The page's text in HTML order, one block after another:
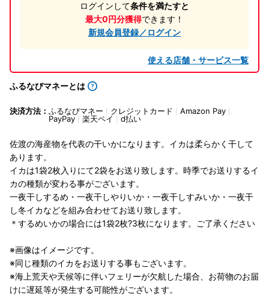
ログインして条件を満たすと
最大0円分獲得できます！
新規会員登録／ログイン
使える店舗・サービス一覧
ふるなびマネーとは
決済方法： ふるなびマネー クレジットカード
Amazon Pay
PayPay
楽天ペイ d払い
佐渡の海産物を代表の干いかになります。イカは柔らかく干して
あります。
イカは1袋2枚入りにて2袋をお送り致します。時季でお送りするイ
カの種類が変わる事がございます。
一夜干しするめ・一夜干しやりいか・一夜干しすみいか・一夜干
し冬イカなどを組み合わせてお送り致します。
＊するめいかの場合には1袋2枚?3枚になります。ご了承ください
※画像はイメージです。
※同じ種類のイカをお送りする事もございます。
※海上荒天や天候等に伴いフェリーが欠航した場合、お荷物のお届
けに遅延等が発生する可能性がございます。